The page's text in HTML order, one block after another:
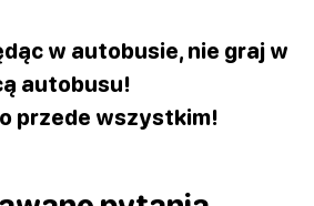
w autobusie, nie graj w
autobusu!
przede wszystkim!